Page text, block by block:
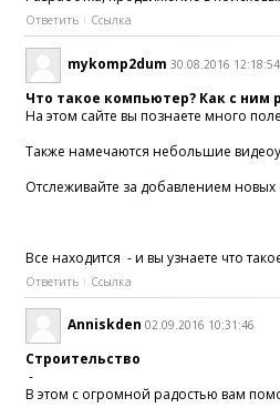
Ответить Ссылка
mykomp2dum 30.08.2016 12:18:54
Что такое компьютер? Как с ним
На этом сайте вы познаете много
Также намечаются небольшие
Отслеживайте за добавлением
Все находится - и вы узнаете что
Ответить Ссылка
Anniskden 02.09.2016 10:31:46
Строительство
-
В этом с огромной радостью вам